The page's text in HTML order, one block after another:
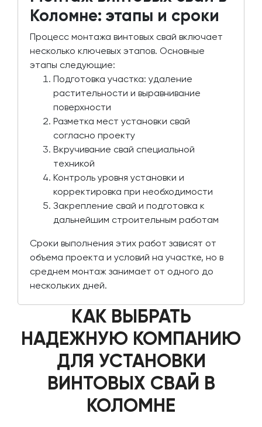
Коломне: этапы и сроки
Процесс монтажа винтовых свай включает
несколько ключевых этапов. Основные
этапы следующие:
Подготовка участка: удаление
растительности и выравнивание
поверхности
Разметка мест установки свай
согласно проекту
Вкручивание свай специальной
техникой
Контроль уровня установки и
корректировка при необходимости
Закрепление свай и подготовка к
дальнейшим строительным работам
Сроки выполнения этих работ зависят от
объема проекта и условий на участке, но в
среднем монтаж занимает от одного до
нескольких дней.
КАК ВЫБРАТЬ
НАДЕЖНУЮ КОМПАНИЮ
ДЛЯ УСТАНОВКИ
ВИНТОВЫХ СВАЙ В
КОЛОМНЕ